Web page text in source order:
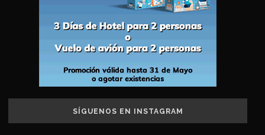
SÍGUENOS EN INSTAGRAM